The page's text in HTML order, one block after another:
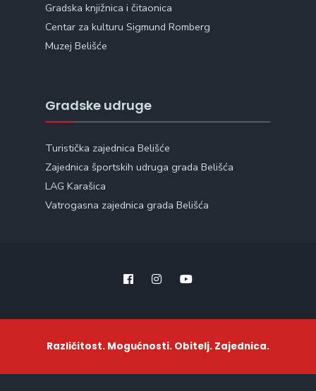
Gradska knjižnica i čitaonica
Centar za kulturu Sigmund Romberg
Muzej Belišće
Gradske udruge
Turistička zajednica Belišće
Zajednica športskih udruga grada Belišća
LAG Karašica
Vatrogasna zajednica grada Belišća
Različitost. Mogućnosti. Obitelj. Zajednica.